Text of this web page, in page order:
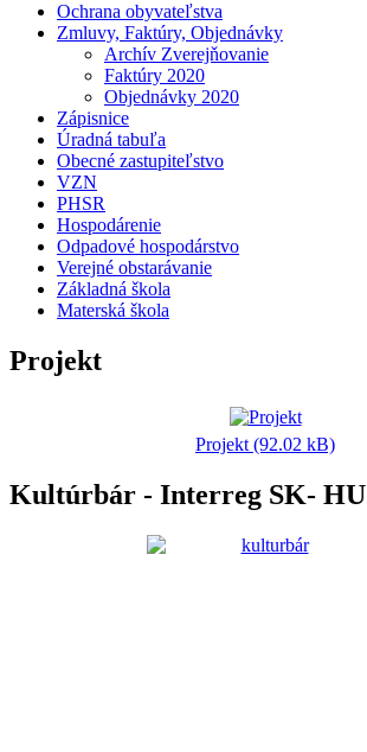
Ochrana obyvateľstva
Zmluvy, Faktúry, Objednávky
Archív Zverejňovanie
Faktúry 2020
Objednávky 2020
Zápisnice
Úradná tabuľa
Obecné zastupiteľstvo
VZN
PHSR
Hospodárenie
Odpadové hospodárstvo
Verejné obstarávanie
Základná škola
Materská škola
Projekt
Projekt (92.02 kB)
Kultúrbár - Interreg SK- HU